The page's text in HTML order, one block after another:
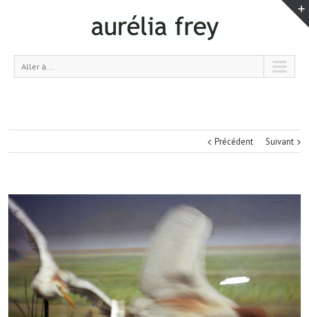
Aller à...
Précédent Suivant